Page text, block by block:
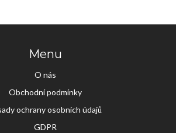
Menu
O nás
Obchodní podmínky
ochrany osobních údajů
GDPR